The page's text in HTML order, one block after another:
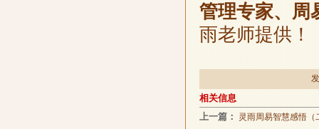
管理专家、周
雨老师提供！
相关信息
上一篇：
灵雨周易智慧感悟